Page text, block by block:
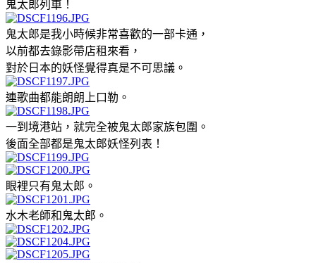
鬼太郎列車！
鬼太郎是我小時候非常喜歡的一部卡通，
以前都去錄影帶店租來看，
對於日本的妖怪覺得真是不可思議。
連歌曲都能朗朗上口勒。
一到境港站，就完全被鬼太郎家族包圍。
後面全部都是鬼太郎妖怪列表！
眼裡只有鬼太郎。
水木老師和鬼太郎。